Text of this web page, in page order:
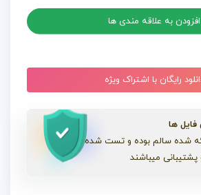
افزودن به علاقه مندی ها
رایگان با اشتراک ویژه
ها
شده سالم بوده و تست شده
میباشند